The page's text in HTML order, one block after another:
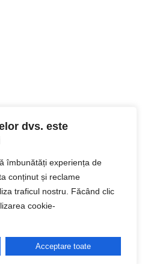
dvs. este
îmbunătăți experiența de
conținut și reclame
traficul nostru. Făcând clic
cookie-
Acceptare toate